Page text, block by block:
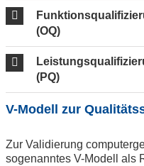
(OQ)
(PQ)
V-Modell zur
Zur Validierung
sogenanntes V-Modell als